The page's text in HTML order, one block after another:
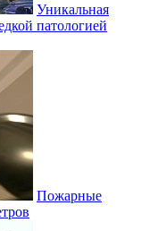
Уникальная
патологией
Пожарные